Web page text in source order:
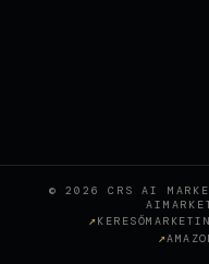
© 2026 CRS AI